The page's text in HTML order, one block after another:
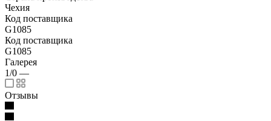
Чехия
Код поставщика
G1085
Код поставщика
G1085
Галерея
1/0 —
Отзывы